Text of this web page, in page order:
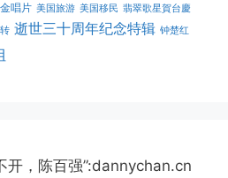
唱片 美国旅游 美国移民 翡翠歌星賀台慶
逝世三十周年纪念特辑 钟楚红
开，陈百强”:dannychan.cn